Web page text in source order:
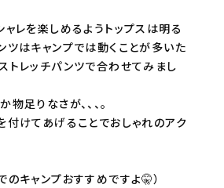
ャレを楽しめるようトップスは明る
ツはキャンプでは動くことが多いた
トレッチパンツで合わせてみまし
足りなさが、、、。
付けてあげることでおしゃれのアク
のキャンプおすすめですよ🤫）